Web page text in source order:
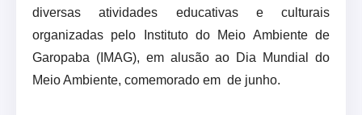
diversas atividades educativas e culturais
organizadas pelo Instituto do Meio Ambiente de
Garopaba (IMAG), em alusão ao Dia Mundial do
Meio Ambiente, comemorado em de junho.